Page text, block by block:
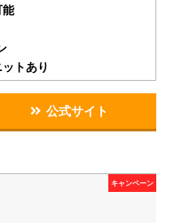
能
トあり
公式サイト
キャンペーン